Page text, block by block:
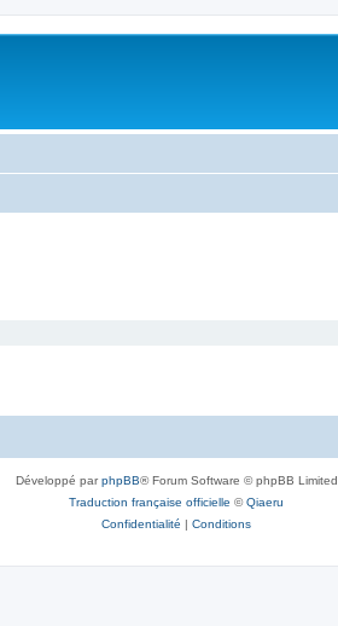
Développé parphpBB® Forum Software © phpBB Limited
Traduction française officielle ©Qiaeru
Confidentialité | Conditions